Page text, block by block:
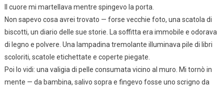
Il cuore mi martellava mentre spingevo la porta.
Non sapevo cosa avrei trovato — forse vecchie foto, una scatola di
biscotti, un diario delle sue storie. La soffitta era immobile e odorava
di legno e polvere. Una lampadina tremolante illuminava pile di libri
scoloriti, scatole etichettate e coperte piegate.
Poi lo vidi: una valigia di pelle consumata vicino al muro. Mi tornò in
mente — da bambina, salivo sopra e fingevo fosse uno scrigno da